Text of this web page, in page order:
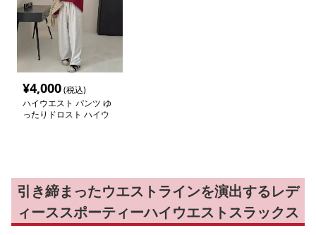
¥4,000(税込)
ハイウエスト パンツ ゆ
ったりドロスト ハイウ
引き締まったウエストラインを演出するレデ
ィーススポーティーハイウエストスラックス